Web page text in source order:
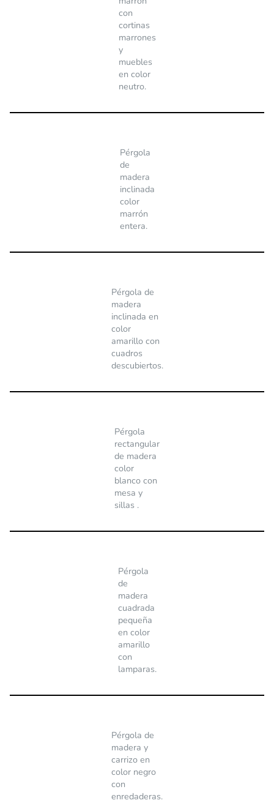
con
cortinas
marrones
y
muebles
en color
neutro.
Pérgola
de
madera
inclinada
color
marrón
entera.
Pérgola de
madera
inclinada en
color
amarillo con
cuadros
descubiertos.
Pérgola
rectangular
de madera
color
blanco con
mesa y
sillas .
Pérgola
de
madera
cuadrada
pequeña
en color
amarillo
con
lamparas.
Pérgola de
madera y
carrizo en
color negro
con
enredaderas.